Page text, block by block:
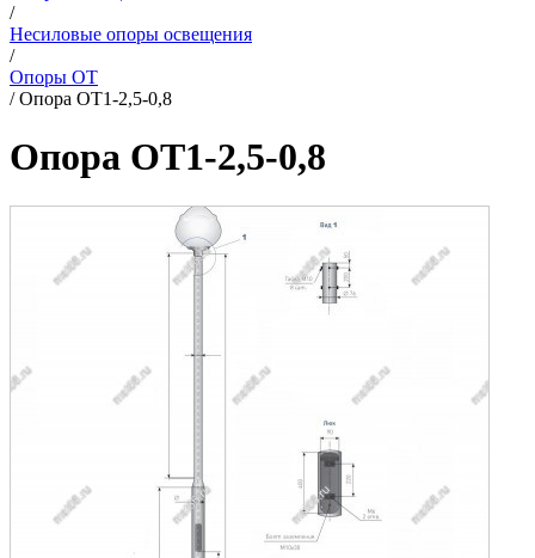
/
Несиловые опоры освещения
/
Опоры ОТ
/Опора ОТ1-2,5-0,8
Опора ОТ1-2,5-0,8